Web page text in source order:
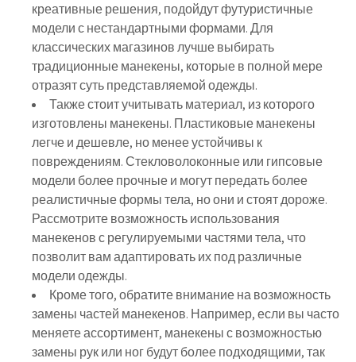
креативные решения, подойдут футуристичные
модели с нестандартными формами. Для
классических магазинов лучше выбирать
традиционные манекены, которые в полной мере
отразят суть представляемой одежды.
Также стоит учитывать материал, из которого
изготовлены манекены. Пластиковые манекены
легче и дешевле, но менее устойчивы к
повреждениям. Стекловолоконные или гипсовые
модели более прочные и могут передать более
реалистичные формы тела, но они и стоят дороже.
Рассмотрите возможность использования
манекенов с регулируемыми частями тела, что
позволит вам адаптировать их под различные
модели одежды.
Кроме того, обратите внимание на возможность
замены частей манекенов. Например, если вы часто
меняете ассортимент, манекены с возможностью
замены рук или ног будут более подходящими, так